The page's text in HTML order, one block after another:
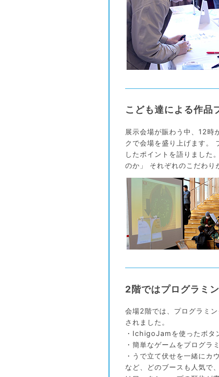
こども達による作品
展示会場が賑わう中、12時
クで会場を盛り上げます。
したポイントを語りました
のか」 それぞれのこだわり
2階ではプログラミ
会場2階では、プログラミ
されました。
・IchigoJamを使ったボタ
・簡単なゲームをプログラ
・うで立て伏せを一緒にカ
など、どのブースも人気で